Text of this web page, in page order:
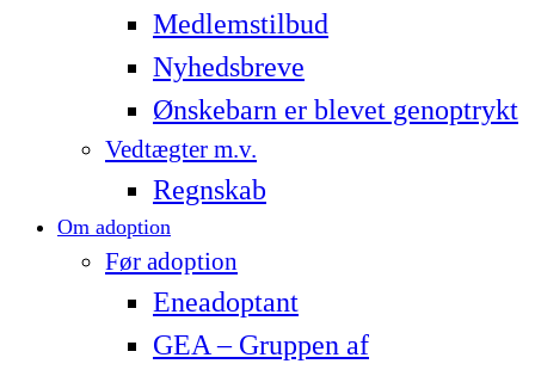
Medlemstilbud
Nyhedsbreve
Ønskebarn er blevet genoptrykt
Vedtægter m.v.
Regnskab
Om adoption
Før adoption
Eneadoptant
GEA – Gruppen af